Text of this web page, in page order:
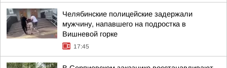
Челябинские полицейские задержали
мужчину, напавшего на подростка в
Вишневой горке
17:45